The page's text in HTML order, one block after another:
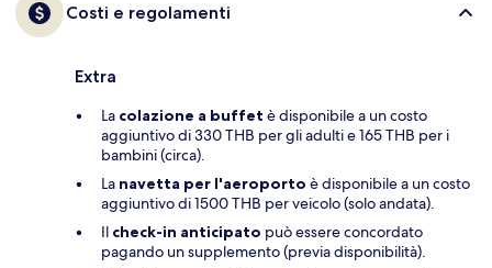
Costi e regolamenti
Extra
La colazione a buffet è disponibile a un costo
aggiuntivo di 330 THB per gli adulti e 165 THB per i
bambini (circa).
La navetta per l'aeroporto è disponibile a un costo
aggiuntivo di 1500 THB per veicolo (solo andata).
Il check-in anticipato può essere concordato
pagando un supplemento (previa disponibilità).